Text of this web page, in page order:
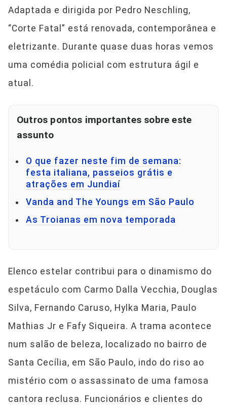
Adaptada e dirigida por Pedro Neschling,
“Corte Fatal” está renovada, contemporânea e
eletrizante. Durante quase duas horas vemos
uma comédia policial com estrutura ágil e
atual.
Outros pontos importantes sobre este
assunto
O que fazer neste fim de semana:
festa italiana, passeios grátis e
atrações em Jundiaí
Vanda and The Youngs em São Paulo
As Troianas em nova temporada
Elenco estelar contribui para o dinamismo do
espetáculo com Carmo Dalla Vecchia, Douglas
Silva, Fernando Caruso, Hylka Maria, Paulo
Mathias Jr e Fafy Siqueira. A trama acontece
num salão de beleza, localizado no bairro de
Santa Cecília, em São Paulo, indo do riso ao
mistério com o assassinato de uma famosa
cantora reclusa. Funcionários e clientes do